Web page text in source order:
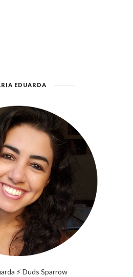
EDUARDA
⚡ Duds Sparrow